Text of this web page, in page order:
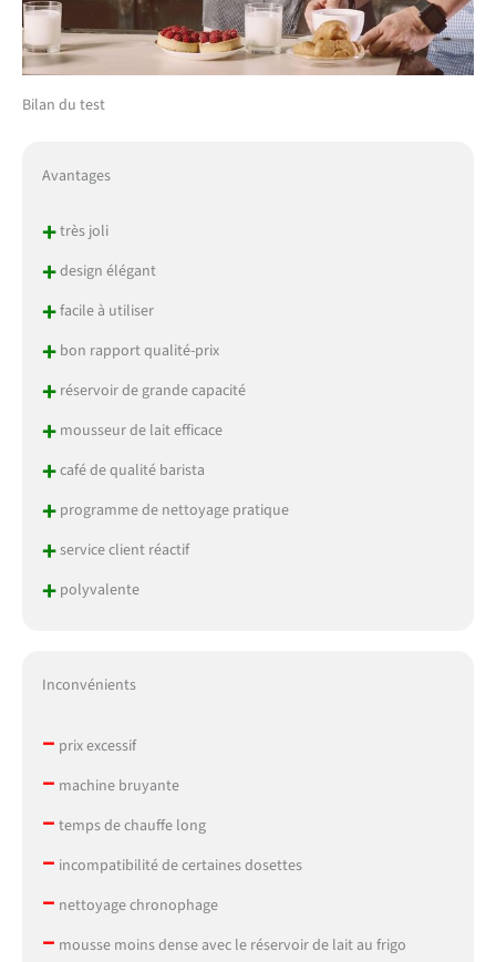
Bilan du test
Avantages
+très joli
+design élégant
+facile à utiliser
+bon rapport qualité-prix
+réservoir de grande capacité
+mousseur de lait efficace
+café de qualité barista
+programme de nettoyage pratique
+service client réactif
+polyvalente
Inconvénients
– prix excessif
– machine bruyante
– temps de chauffe long
– incompatibilité de certaines dosettes
– nettoyage chronophage
– mousse moins dense avec le réservoir de lait au frigo